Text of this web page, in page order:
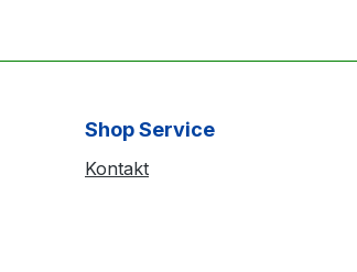
Shop Service
Kontakt